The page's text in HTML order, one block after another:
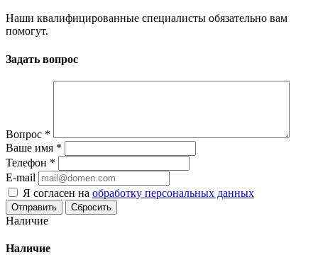
Наши квалифицированные специалисты обязательно вам
помогут.
Задать вопрос
Вопрос *
Ваше имя *
Телефон *
E-mail
Я согласен на обработку персональных данных
Сбросить
Наличие
Наличие